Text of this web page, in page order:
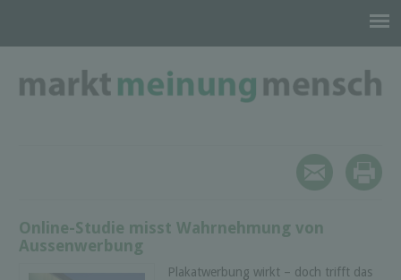
Online-Studie misst Wahrnehmung von
Aussenwerbung
Plakatwerbung wirkt – doch trifft das